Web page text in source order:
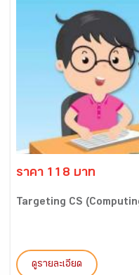
ราคา 118 บาท
Targeting CS
ดูรายละเอียด